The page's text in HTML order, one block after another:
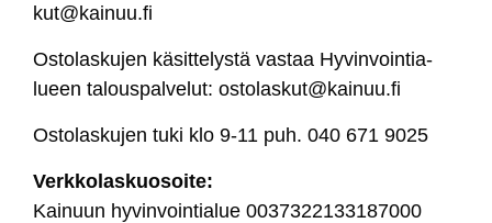
kut@kai­nuu.fi
Os­to­las­ku­jen kä­sit­te­lys­tä vas­taa Hy­vin­voin­tia­
lueen ta­lous­pal­ve­lut: os­to­las­kut@kai­nuu.fi
Os­to­las­ku­jen tu­ki klo 9-11 puh. 040 671 9025
Verk­ko­las­kuo­soi­te:
Kai­nuun hy­vin­voin­tia­lue 0037322133187000